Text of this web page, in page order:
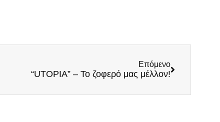
Επόμενο
“UTOPIA” – Το ζοφερό μας μέλλον!